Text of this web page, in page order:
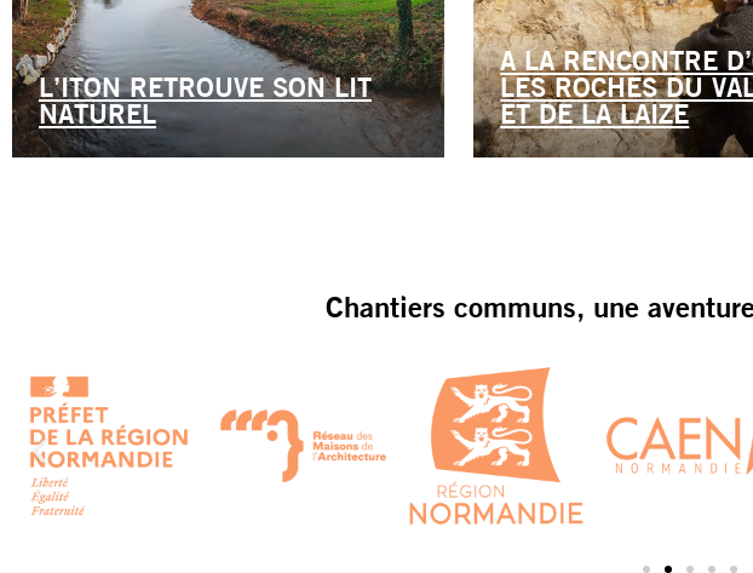
L’ITON RETROUVE SON LIT
NATUREL
A LA RENCONTRE
LES ROCHES DU
ET DE LA LAIZE
Chantiers communs, une